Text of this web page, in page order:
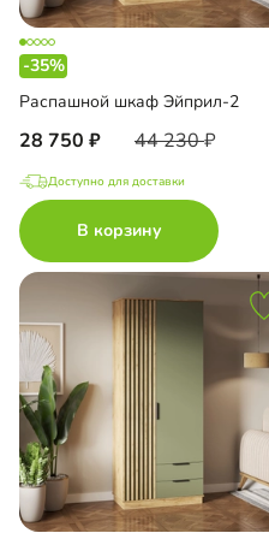
-35%
Распашной шкаф Эйприл-2
28 750 44 230
Доступно для доставки
В корзину